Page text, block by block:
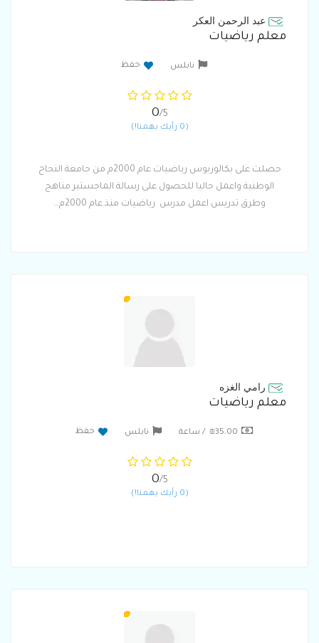
عبد الرحمن العكر
معلم رياضيات
نابلس حفظ
0/5
(0 رأيك يهمنا!)
حصلت على بكالوريوس رياضيات عام 2000م من جامعة النجاح
الوطنية واعمل حاليا للحصول على رسالة الماجستير مناهج
وطرق تدريس اعمل مدرس رياضيات منذ عام 2000م…
رامي الغزه
معلم رياضيات
₪35.00 / ساعة نابلس حفظ
0/5
(0 رأيك يهمنا!)